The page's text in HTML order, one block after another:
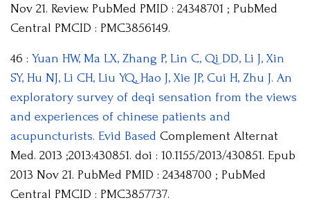
Nov 21. Review. PubMed PMID : 24348701 ; PubMed
Central PMCID : PMC3856149.
46 : Yuan HW, Ma LX, Zhang P, Lin C, Qi DD, Li J, Xin
SY, Hu NJ, Li CH, Liu YQ, Hao J, Xie JP, Cui H, Zhu J. An
exploratory survey of deqi sensation from the views
and experiences of chinese patients and
acupuncturists. Evid Based Complement Alternat
Med. 2013 ;2013:430851. doi : 10.1155/2013/430851. Epub
2013 Nov 21. PubMed PMID : 24348700 ; PubMed
Central PMCID : PMC3857737.